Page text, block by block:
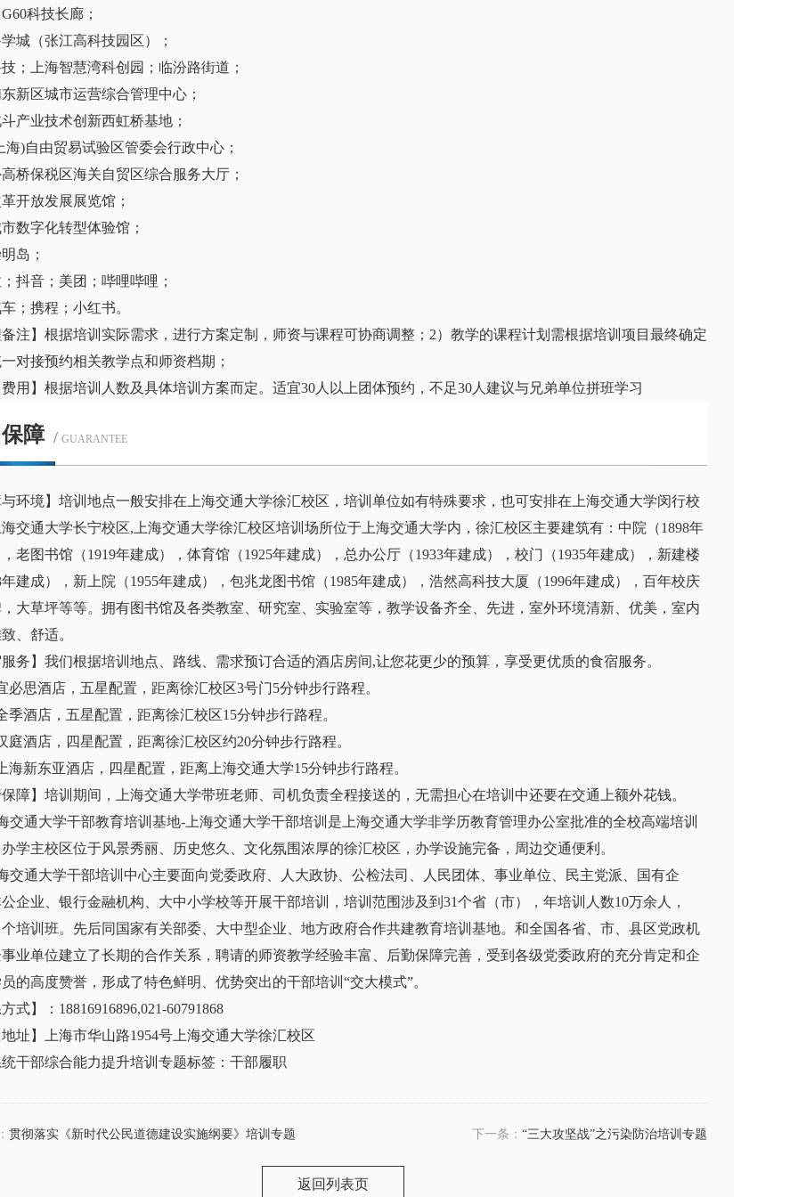
科技长廊；
城（张江高科技园区）；
；上海智慧湾科创园；临汾路街道；
新区城市运营综合管理中心；
产业技术创新西虹桥基地；
海)自由贸易试验区管委会行政中心；
桥保税区海关自贸区综合服务大厅；
开放发展展览馆；
数字化转型体验馆；
岛；
抖音；美团；哔哩哔哩；
；携程；小红书。
注】根据培训实际需求，进行方案定制，师资与课程可协商调整；2）教学的课程计划需根据培训项目最终确定
对接预约相关教学点和师资档期；
用】根据培训人数及具体培训方案而定。适宜30人以上团体预约，不足30人建议与兄弟单位拼班学习
障 / GUARANTEE
环境】培训地点一般安排在上海交通大学徐汇校区，培训单位如有特殊要求，也可安排在上海交通大学闵行校
交通大学长宁校区,上海交通大学徐汇校区培训场所位于上海交通大学内，徐汇校区主要建筑有：中院（1898年
老图书馆（1919年建成），体育馆（1925年建成），总办公厅（1933年建成），校门（1935年建成），新建楼
年建成），新上院（1955年建成），包兆龙图书馆（1985年建成），浩然高科技大厦（1996年建成），百年校庆
大草坪等等。拥有图书馆及各类教室、研究室、实验室等，教学设备齐全、先进，室外环境清新、优美，室内
、舒适。
务】我们根据培训地点、路线、需求预订合适的酒店房间,让您花更少的预算，享受更优质的食宿服务。
必思酒店，五星配置，距离徐汇校区3号门5分钟步行路程。
季酒店，五星配置，距离徐汇校区15分钟步行路程。
庭酒店，四星配置，距离徐汇校区约20分钟步行路程。
海新东亚酒店，四星配置，距离上海交通大学15分钟步行路程。
障】培训期间，上海交通大学带班老师、司机负责全程接送的，无需担心在培训中还要在交通上额外花钱。
交通大学干部教育培训基地-上海交通大学干部培训是上海交通大学非学历教育管理办公室批准的全校高端培训
学主校区位于风景秀丽、历史悠久、文化氛围浓厚的徐汇校区，办学设施完备，周边交通便利。
交通大学干部培训中心主要面向党委政府、人大政协、公检法司、人民团体、事业单位、民主党派、国有企
企业、银行金融机构、大中小学校等开展干部培训，培训范围涉及到31个省（市），年培训人数10万余人，
个培训班。先后同国家有关部委、大中型企业、地方政府合作共建教育培训基地。和全国各省、市、县区党政机
业单位建立了长期的合作关系，聘请的师资教学经验丰富、后勤保障完善，受到各级党委政府的充分肯定和企
的高度赞誉，形成了特色鲜明、优势突出的干部培训“交大模式”。
式】：18816916896,021-60791868
址】上海市华山路1954号上海交通大学徐汇校区
干部综合能力提升培训专题标签：干部履职
贯彻落实《新时代公民道德建设实施纲要》培训专题 下一条： “三大攻坚战”之污染防治培训专题
返回列表页